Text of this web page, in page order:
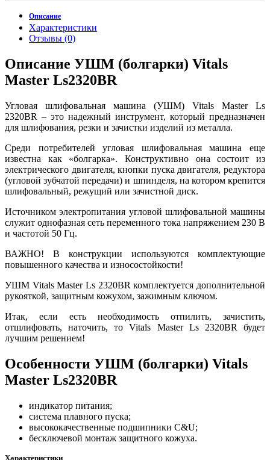
Описание
Характеристики
Отзывы (0)
Описание УШМ (болгарки) Vitals
Master Ls2320BR
Угловая шлифовальная машина (УШМ) Vitals Master Ls
2320BR – это надежный инструмент, который предназначен
для шлифования, резки и зачистки изделий из металла.
Среди потребителей угловая шлифовальная машина еще
известна как «болгарка». Конструктивно она состоит из
электрического двигателя, кнопки пуска двигателя, редуктора
(угловой зубчатой передачи) и шпинделя, на котором крепится
шлифовальный, режущий или зачистной диск.
Источником электропитания угловой шлифовальной машины
служит однофазная сеть переменного тока напряжением 230 В
и частотой 50 Гц.
ВАЖНО! В конструкции используются комплектующие
повышенного качества и износостойкости!
УШМ Vitals Master Ls 2320BR комплектуется дополнительной
рукояткой, защитным кожухом, зажимным ключом.
Итак, если есть необходимость отпилить, зачистить,
отшлифовать, наточить, то Vitals Master Ls 2320BR будет
лучшим решением!
Особенности УШМ (болгарки) Vitals
Master Ls2320BR
индикатор питания;
система плавного пуска;
высококачественные подшипники C&U;
бесключевой монтаж защитного кожуха.
Характеристики